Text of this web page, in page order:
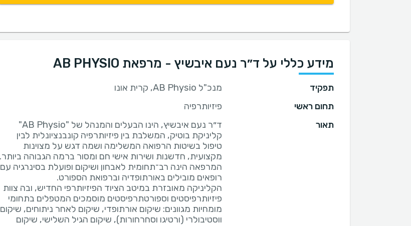
מידע כללי על ד״ר נעם איבשיץ - מרפאת AB PHYSIO
תפקיד
מנכ"ל AB Physio, קרית אונו
תחום ראשי
פיזיותרפיה
תאור
ד״ר נעם איבשיץ, הינו הבעלים והמנהל של "AB Physio"
קליניקת בוטיק, המשלבת בין פיזיותרפיה קונבנציונלית לבין
טיפול בשיטות הרפואה המשלימה ושמה דגש על מצוינות
המרפאה הינה רב־תחומית לאבחון ושיקום ופועלת בסינרגיה עם
הקליניקה מאובזרת במיטב הציוד הפיזיותרפי החדיש, ובה צוות
פיזיותרפיסטים וספורטתרפיסטים מוסמכים המטפלים בתחומי
מומחיות מגוונים: שיקום אורתופדי, שיקום לאחר ניתוחים, שיקום
ווסטיבולרי (ורטיגו וסחרחורות), שיקום הגיל השלישי, שיקום